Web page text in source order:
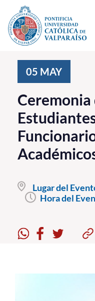
Click acá para ir
Investigación,
PUCV Internacional
Vinculación con el
Admisión
Pregrado
Postgrado
05 MAY
Ceremonia
Lugar del
Hora del